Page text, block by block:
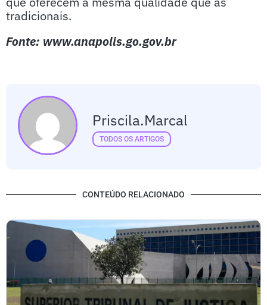
tradicionais.
Fonte: www.anapolis.go.gov.br
Priscila.marcal
TODOS OS ARTIGOS
CONTEÚDO RELACIONADO